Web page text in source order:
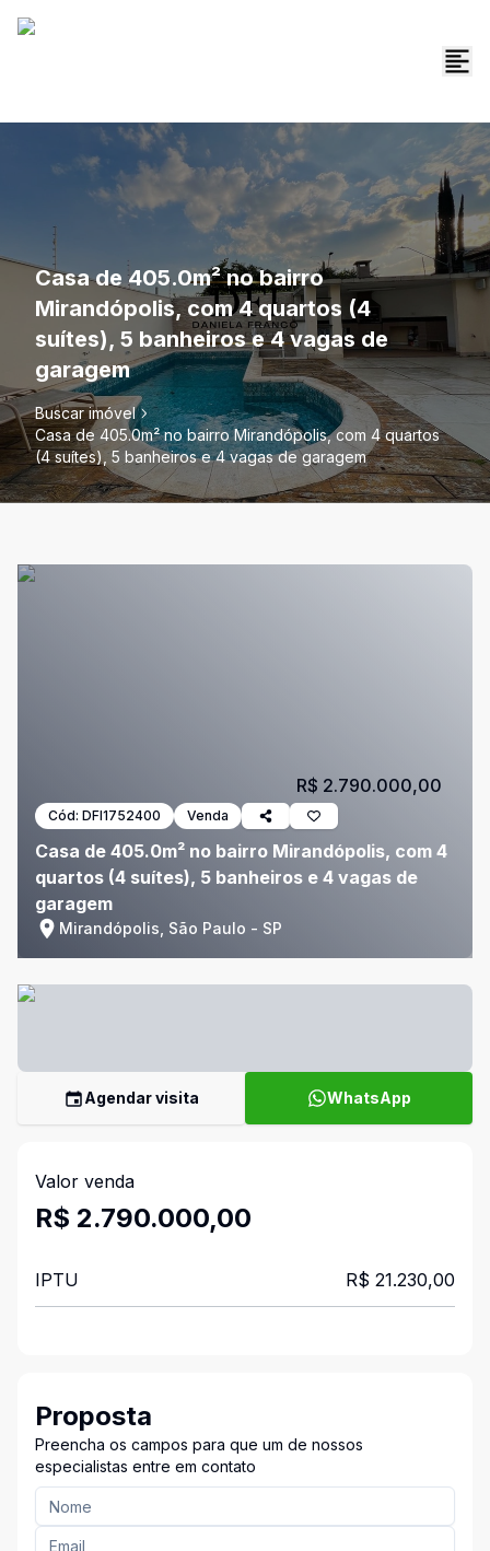
Casa de 405.0m² no bairro
Mirandópolis, com 4 quartos (4
suítes), 5 banheiros e 4 vagas de
garagem
Buscar imóvel
Casa de 405.0m² no bairro Mirandópolis, com 4 quartos
(4 suítes), 5 banheiros e 4 vagas de garagem
Cód: DFI1752400 Venda
Casa de 405.0m² no bairro Mirandópolis, com 4
quartos (4 suítes), 5 banheiros e 4 vagas de
garagem
Mirandópolis, São Paulo - SP
R$ 2.790.000,00
Agendar visita WhatsApp
Valor venda
R$ 2.790.000,00
IPTU R$ 21.230,00
Proposta
Preencha os campos para que um de nossos
especialistas entre em contato